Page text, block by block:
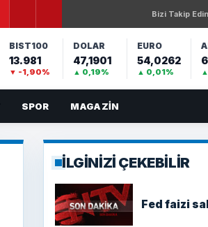
Bizi Takip Edin
BIST100
13.981
▼ -1,90%
DOLAR
47,1901
▲ 0,19%
EURO
54,0262
▲ 0,01%
SPOR MAGAZIN
İLGİNİZİ ÇEKEBİLİR
Fed faizi